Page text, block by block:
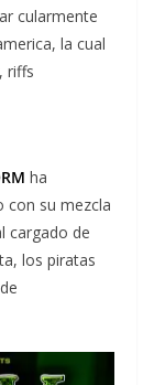
cularmente
la cual
riffs
ha
con su mezcla
cargado de
los piratas